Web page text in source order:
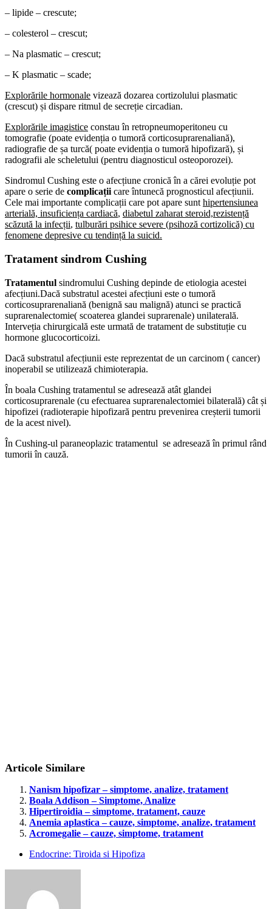
– lipide – crescute;
– colesterol – crescut;
– Na plasmatic – crescut;
– K plasmatic – scade;
Explorările hormonale vizează dozarea cortizolului plasmatic
(crescut) și dispare ritmul de secreție circadian.
Explorările imagistice constau în retropneumoperitoneu cu
tomografie (poate evidenția o tumoră corticosuprarenaliană),
radiografie de șa turcă( poate evidenția o tumoră hipofizară), și
radografii ale scheletului (pentru diagnosticul osteoporozei).
Sindromul Cushing este o afecțiune cronică în a cărei evoluție pot
apare o serie de complicații care întunecă prognosticul afecțiunii.
Cele mai importante complicații care pot apare sunt hipertensiunea
arterială, insuficiența cardiacă, diabetul zaharat steroid,rezistență
scăzută la infecții, tulburări psihice severe (psihoză cortizolică) cu
fenomene depresive cu tendință la suicid.
Tratament sindrom Cushing
Tratamentul sindromului Cushing depinde de etiologia acestei
afecțiuni.Dacă substratul acestei afecțiuni este o tumoră
corticosuprarenaliană (benignă sau malignă) atunci se practică
suprarenalectomie( scoaterea glandei suprarenale) unilaterală.
Interveția chirurgicală este urmată de tratament de substituție cu
hormone glucocorticoizi.
Dacă substratul afecțiunii este reprezentat de un carcinom ( cancer)
inoperabil se utilizează chimioterapia.
În boala Cushing tratamentul se adresează atât glandei
corticosuprarenale (cu efectuarea suprarenalectomiei bilaterală) cât și
hipofizei (radioterapie hipofizară pentru prevenirea creșterii tumorii
de la acest nivel).
În Cushing-ul paraneoplazic tratamentul se adresează în primul rând
tumorii în cauză.
Articole Similare
Nanism hipofizar – simptome, analize, tratament
Boala Addison – Simptome, Analize
Hipertiroidia – simptome, tratament, cauze
Anemia aplastica – cauze, simptome, analize, tratament
Acromegalie – cauze, simptome, tratament
Endocrine: Tiroida si Hipofiza
cushing